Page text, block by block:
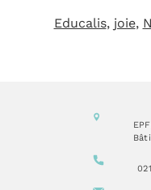
Educalis, joie,